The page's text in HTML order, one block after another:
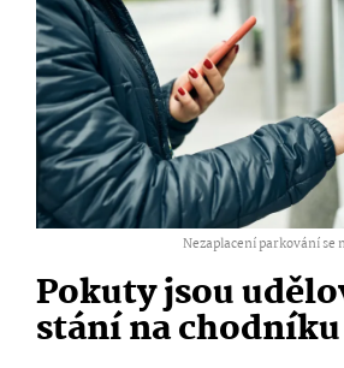
Nezaplacení parkování se
Pokuty jsou
stání na chodníku